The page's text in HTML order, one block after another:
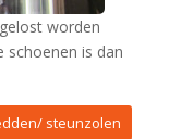
worden
schoenen is dan
steunzolen